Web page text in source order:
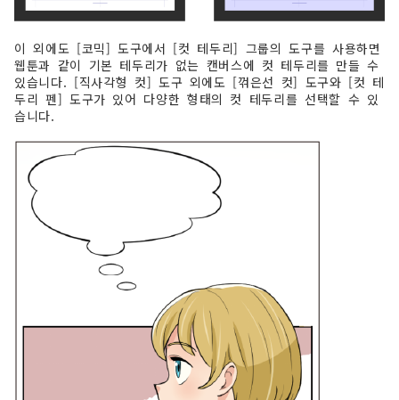
이 외에도 [코믹] 도구에서 [컷 테두리] 그룹의 도구를 사용하면
웹툰과 같이 기본 테두리가 없는 캔버스에 컷 테두리를 만들 수
있습니다. [직사각형 컷] 도구 외에도 [꺾은선 컷] 도구와 [컷 테
두리 펜] 도구가 있어 다양한 형태의 컷 테두리를 선택할 수 있
습니다.